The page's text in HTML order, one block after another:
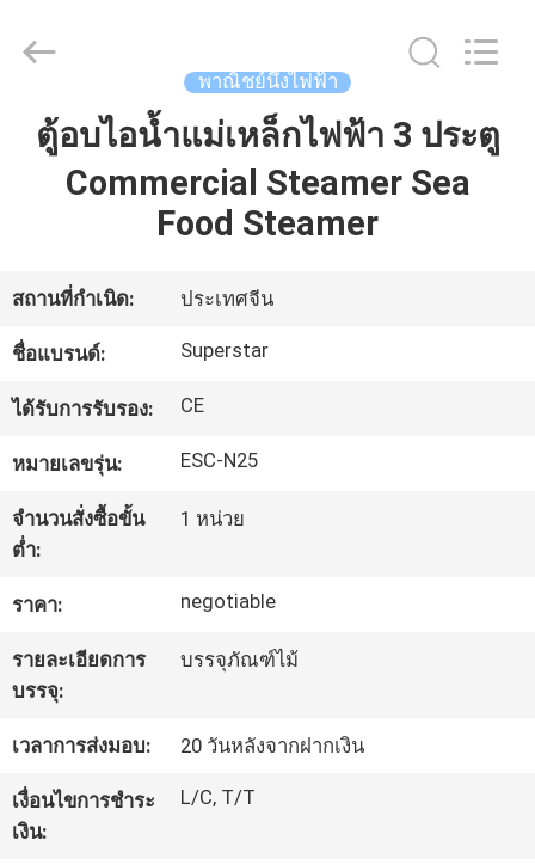
บ้าน
วิดีโอ
เกี่ยว
กับ
เรา
ทัวร์
โรงงาน
ควบคุม
คุณภาพ
Guangzhou
IMO
Reserved.
พาณิชย์นึ่งไฟฟ้า
ตู้อบไอน้ำแม่เหล็กไฟฟ้า 3 ประตู
Commercial Steamer Sea
Food Steamer
สถานที่กำเนิด: ประเทศจีน
ชื่อแบรนด์: Superstar
ได้รับการรับรอง: CE
หมายเลขรุ่น: ESC-N25
จำนวนสั่งซื้อขั้น
ต่ำ:
1 หน่วย
ราคา: negotiable
รายละเอียดการ
บรรจุ:
บรรจุภัณฑ์ไม้
เวลาการส่งมอบ: 20 วันหลังจากฝากเงิน
เงื่อนไขการชำระ
เงิน:
L/C, T/T